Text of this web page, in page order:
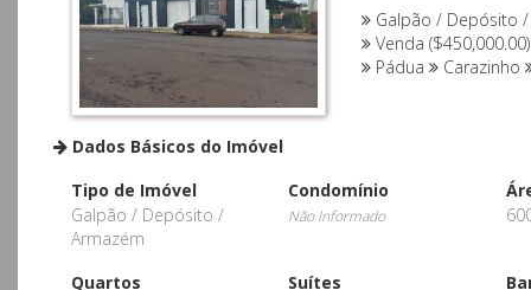
Galpão / Depósito /
Venda ($450,000.00)
Pádua
Carazinho
Dados Básicos do Imóvel
Tipo de Imóvel
Galpão / Depósito /
Armazém
Condomínio
Não Informado
Quartos Suítes